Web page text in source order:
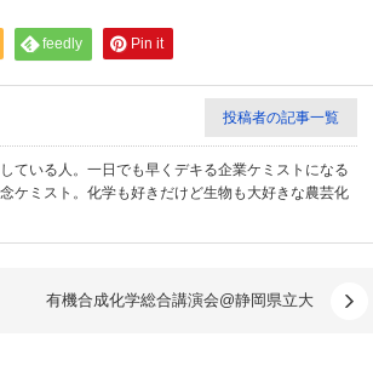
feedly Pin it
投稿者の記事一覧
ている人。一日でも早くデキる企業ケミストになる
ケミスト。化学も好きだけど生物も大好きな農芸化
有機合成化学総合講演会@静岡県立大